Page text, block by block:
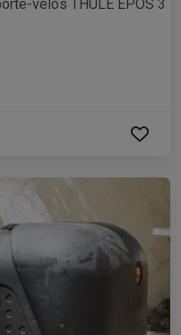
vélos THULE EPOS 3